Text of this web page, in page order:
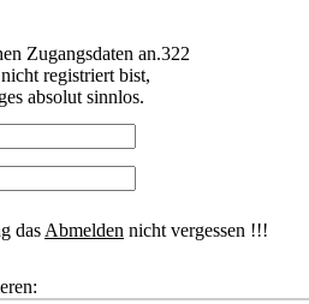
Zugangsdaten an.322
registriert bist,
absolut sinnlos.
das Abmelden nicht vergessen !!!